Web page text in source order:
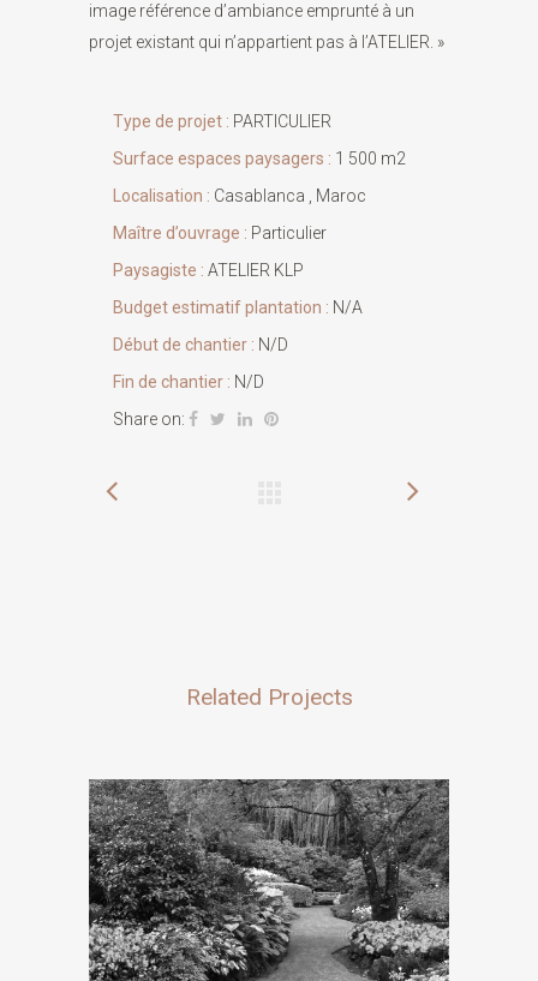
image référence d’ambiance emprunté à un
projet existant qui n’appartient pas à l’ATELIER. »
Type de projet : PARTICULIER
Surface espaces paysagers : 1 500 m2
Localisation : Casablanca , Maroc
Maître d’ouvrage : Particulier
Paysagiste : ATELIER KLP
Budget estimatif plantation : N/A
Début de chantier : N/D
Fin de chantier : N/D
Share on:
Related Projects